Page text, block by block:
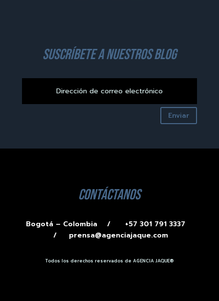
suscríbete a nuestros blog
Enviar
contáctanos
Bogotá – Colombia /
+57 301 791 3337
/ prensa@agenciajaque.com
Todos los derechos reservados de AGENCIA JAQUE®